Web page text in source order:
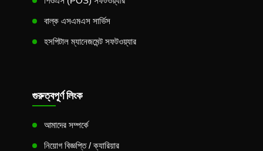
বাল্ক এসএমএস সার্ভিস
হসপিটাল ম্যানেজমেন্ট সফটওয়্যার
গুরুত্বপূর্ণ লিংক
আমাদের সম্পর্কে
নিয়োগ বিজ্ঞপ্তি / ক্যারিয়ার